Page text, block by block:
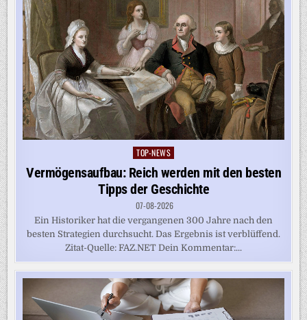
Posted
in
TOP-NEWS
Vermögensaufbau: Reich werden mit den besten
Tipps der Geschichte
07-08-2026
Ein Historiker hat die vergangenen 300 Jahre nach den
besten Strategien durchsucht. Das Ergebnis ist verblüffend.
Zitat-Quelle: FAZ.NET Dein Kommentar:...